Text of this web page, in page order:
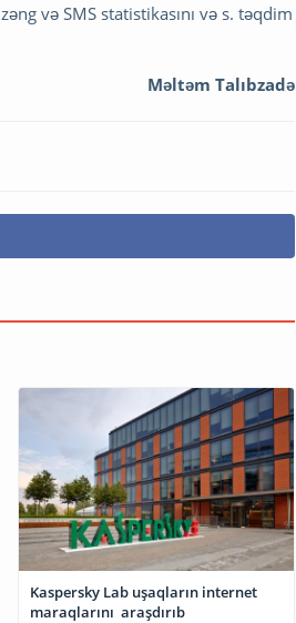
və SMS statistikasını və s. təqdim
Məltəm Talıbzadə
Kaspersky Lab uşaqların internet
maraqlarını araşdırıb